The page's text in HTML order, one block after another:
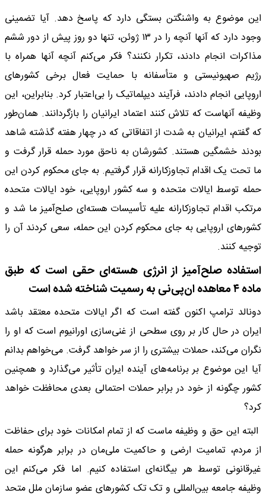
این موضوع به واشنگتن بستگی دارد که پاسخ دهد. آیا تضمینی
وجود دارد که آنها آنچه را در ۱۳ ژوئن، تنها دو روز پیش از دور ششم
مذاکرات انجام دادند، تکرار نکنند؟ فکر می‌کنم آنچه آنها همراه با
رژیم صهیونیستی و متأسفانه با حمایت فعال برخی کشورهای
اروپایی انجام دادند، فرآیند دیپلماتیک را بی‌اعتبار کرد. بنابراین، این
وظیفه آنهاست که تلاش کنند اعتماد ایرانیان را بازگردانند. همان‌طور
که گفتم، ایرانیان به شدت از اتفاقاتی که در چهار هفته گذشته شاهد
بودند خشمگین هستند. کشورشان به ناحق مورد حمله قرار گرفت و
ما تحت یک اقدام تجاوزکارانه قرار گرفتیم. به جای محکوم کردن این
حمله توسط ایالات متحده و سه کشور اروپایی، خود ایالات متحده
مرتکب اقدام تجاوزکارانه علیه تأسیسات هسته‌ای صلح‌آمیز ما شد و
کشورهای اروپایی به جای محکوم کردن این حمله، سعی کردند آن را
توجیه کنند.
استفاده صلح‌آمیز از انرژی هسته‌ای حقی است که طبق
ماده ۴ معاهده ان‌پی‌نی به رسمیت شناخته شده است
دونالد ترامپ اکنون گفته است که اگر ایالات متحده معتقد باشد
ایران در حال کار بر روی سطحی از غنی‌سازی اورانیوم است که او را
نگران می‌کند، حملات بیشتری را از سر خواهد گرفت. می‌خواهم بدانم
آیا این موضوع بر برنامه‌های آینده ایران تأثیر می‌گذارد و همچنین
کشور چگونه از خود در برابر حملات احتمالی بعدی محافظت خواهد
کرد؟
البته این حق و وظیفه ماست که از تمام امکانات خود برای حفاظت
از مردم، تمامیت ارضی و حاکمیت ملی‌مان در برابر هرگونه حمله
غیرقانونی توسط هر بیگانه‌ای استفاده کنیم. اما فکر می‌کنم این
وظیفه جامعه بین‌المللی و تک تک کشورهای عضو سازمان ملل متحد